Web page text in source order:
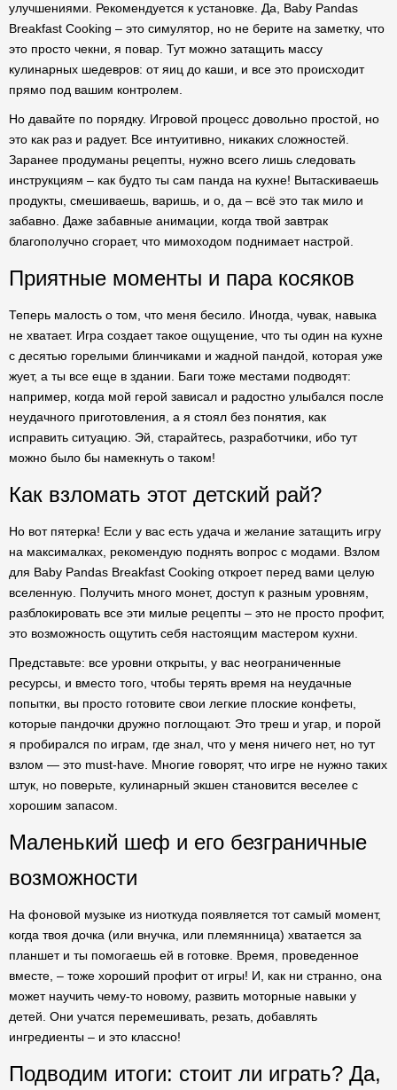
улучшениями. Рекомендуется к установке. Да, Baby Pandas
Breakfast Cooking – это симулятор, но не берите на заметку, что
это просто чекни, я повар. Тут можно затащить массу
кулинарных шедевров: от яиц до каши, и все это происходит
прямо под вашим контролем.
Но давайте по порядку. Игровой процесс довольно простой, но
это как раз и радует. Все интуитивно, никаких сложностей.
Заранее продуманы рецепты, нужно всего лишь следовать
инструкциям – как будто ты сам панда на кухне! Вытаскиваешь
продукты, смешиваешь, варишь, и о, да – всё это так мило и
забавно. Даже забавные анимации, когда твой завтрак
благополучно сгорает, что мимоходом поднимает настрой.
Приятные моменты и пара косяков
Теперь малость о том, что меня бесило. Иногда, чувак, навыка
не хватает. Игра создает такое ощущение, что ты один на кухне
с десятью горелыми блинчиками и жадной пандой, которая уже
жует, а ты все еще в здании. Баги тоже местами подводят:
например, когда мой герой зависал и радостно улыбался после
неудачного приготовления, а я стоял без понятия, как
исправить ситуацию. Эй, старайтесь, разработчики, ибо тут
можно было бы намекнуть о таком!
Как взломать этот детский рай?
Но вот пятерка! Если у вас есть удача и желание затащить игру
на максималках, рекомендую поднять вопрос с модами. Взлом
для Baby Pandas Breakfast Cooking откроет перед вами целую
вселенную. Получить много монет, доступ к разным уровням,
разблокировать все эти милые рецепты – это не просто профит,
это возможность ощутить себя настоящим мастером кухни.
Представьте: все уровни открыты, у вас неограниченные
ресурсы, и вместо того, чтобы терять время на неудачные
попытки, вы просто готовите свои легкие плоские конфеты,
которые пандочки дружно поглощают. Это треш и угар, и порой
я пробирался по играм, где знал, что у меня ничего нет, но тут
взлом — это must-have. Многие говорят, что игре не нужно таких
штук, но поверьте, кулинарный экшен становится веселее с
хорошим запасом.
Маленький шеф и его безграничные
возможности
На фоновой музыке из ниоткуда появляется тот самый момент,
когда твоя дочка (или внучка, или племянница) хватается за
планшет и ты помогаешь ей в готовке. Время, проведенное
вместе, – тоже хороший профит от игры! И, как ни странно, она
может научить чему-то новому, развить моторные навыки у
детей. Они учатся перемешивать, резать, добавлять
ингредиенты – и это классно!
Подводим итоги: стоит ли играть? Да,